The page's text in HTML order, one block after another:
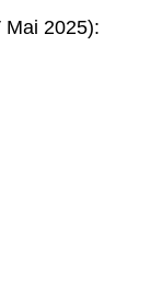
Mai 2025):